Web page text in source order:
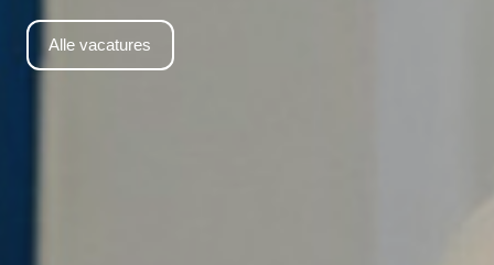
Alle vacatures